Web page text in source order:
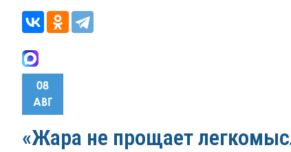
08
АВГ
«Жара не прощает